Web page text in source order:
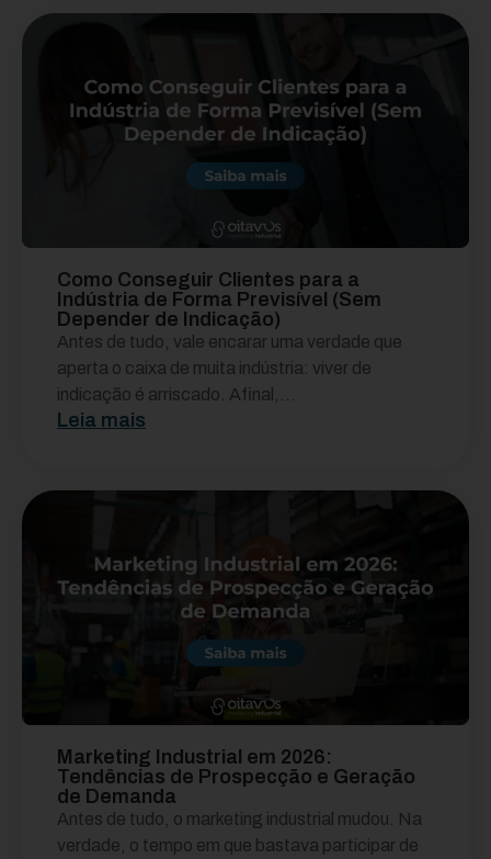
Como Conseguir Clientes para a
Indústria de Forma Previsível (Sem
Depender de Indicação)
Antes de tudo, vale encarar uma verdade que
aperta o caixa de muita indústria: viver de
indicação é arriscado. Afinal,...
Leia mais
Marketing Industrial em 2026:
Tendências de Prospecção e Geração
de Demanda
Antes de tudo, o marketing industrial mudou. Na
verdade, o tempo em que bastava participar de